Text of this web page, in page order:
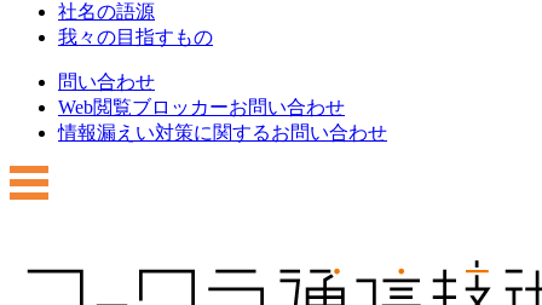
社名の語源
我々の目指すもの
問い合わせ
Web閲覧ブロッカーお問い合わせ
情報漏えい対策に関するお問い合わせ